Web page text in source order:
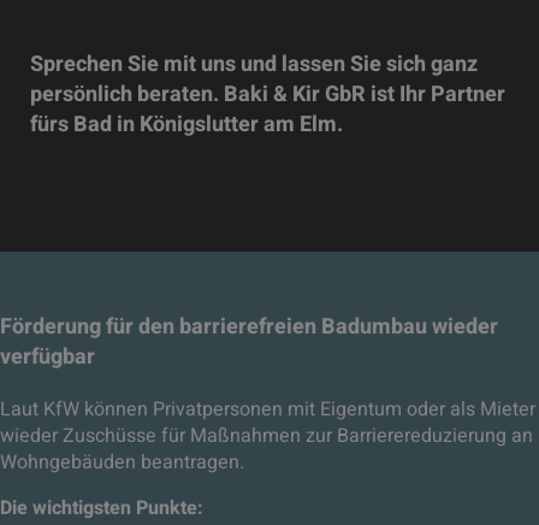
Sprechen Sie mit uns und lassen Sie sich ganz
persönlich beraten. Baki & Kir GbR ist Ihr Partner
fürs Bad in Königslutter am Elm.
Förderung für den barrierefreien Badumbau wieder
verfügbar
Laut KfW können Privatpersonen mit Eigentum oder als Mieter
wieder Zuschüsse für Maßnahmen zur Barrierereduzierung an
Wohngebäuden beantragen.
Die wichtigsten Punkte: